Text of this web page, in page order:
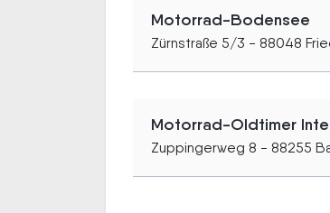
Motorrad-Bodensee
Zürnstraße 5/3 - 88048
Motorrad-Oldtimer
Zuppingerweg 8 - 88255